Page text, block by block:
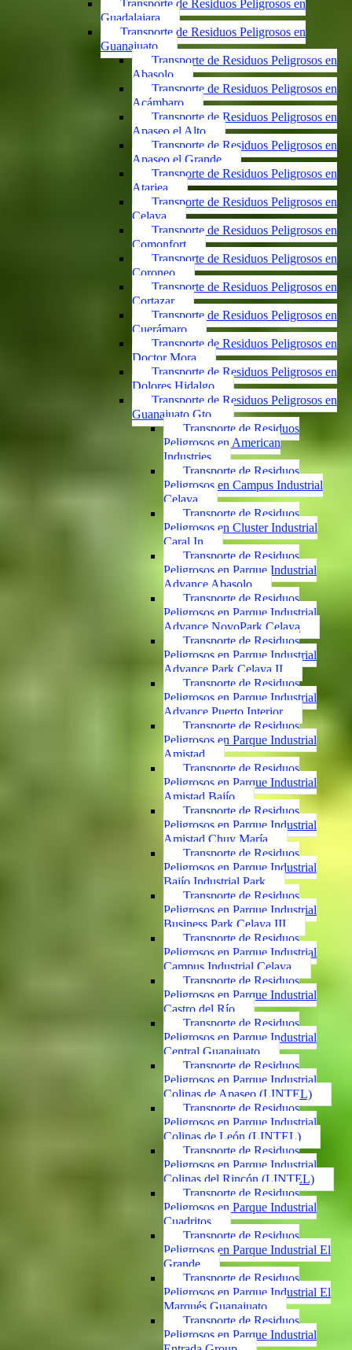
Transporte de Residuos Peligrosos en
Guadalajara
Transporte de Residuos Peligrosos en
Guanajuato
Transporte de Residuos Peligrosos en
Abasolo
Transporte de Residuos Peligrosos en
Acámbaro
Transporte de Residuos Peligrosos en
Apaseo el Alto
Transporte de Residuos Peligrosos en
Apaseo el Grande
Transporte de Residuos Peligrosos en
Atarjea
Transporte de Residuos Peligrosos en
Celaya
Transporte de Residuos Peligrosos en
Comonfort
Transporte de Residuos Peligrosos en
Coroneo
Transporte de Residuos Peligrosos en
Cortazar
Transporte de Residuos Peligrosos en
Cuerámaro
Transporte de Residuos Peligrosos en
Doctor Mora
Transporte de Residuos Peligrosos en
Dolores Hidalgo
Transporte de Residuos Peligrosos en
Guanajuato Gto.
Transporte de Residuos
Peligrosos en American
Industries
Transporte de Residuos
Peligrosos en Campus Industrial
Celaya
Transporte de Residuos
Peligrosos en Cluster Industrial
Caral In
Transporte de Residuos
Peligrosos en Parque Industrial
Advance Abasolo
Transporte de Residuos
Peligrosos en Parque Industrial
Advance NovoPark Celaya
Transporte de Residuos
Peligrosos en Parque Industrial
Advance Park Celaya II
Transporte de Residuos
Peligrosos en Parque Industrial
Advance Puerto Interior
Transporte de Residuos
Peligrosos en Parque Industrial
Amistad
Transporte de Residuos
Peligrosos en Parque Industrial
Amistad Bajío
Transporte de Residuos
Peligrosos en Parque Industrial
Amistad Chuy María
Transporte de Residuos
Peligrosos en Parque Industrial
Bajío Industrial Park
Transporte de Residuos
Peligrosos en Parque Industrial
Business Park Celaya III
Transporte de Residuos
Peligrosos en Parque Industrial
Campus Industrial Celaya
Transporte de Residuos
Peligrosos en Parque Industrial
Castro del Río
Transporte de Residuos
Peligrosos en Parque Industrial
Central Guanajuato
Transporte de Residuos
Peligrosos en Parque Industrial
Colinas de Apaseo (LINTEL)
Transporte de Residuos
Peligrosos en Parque Industrial
Colinas de León (LINTEL)
Transporte de Residuos
Peligrosos en Parque Industrial
Colinas del Rincón (LINTEL)
Transporte de Residuos
Peligrosos en Parque Industrial
Cuadritos
Transporte de Residuos
Peligrosos en Parque Industrial El
Grande
Transporte de Residuos
Peligrosos en Parque Industrial El
Marqués Guanajuato
Transporte de Residuos
Peligrosos en Parque Industrial